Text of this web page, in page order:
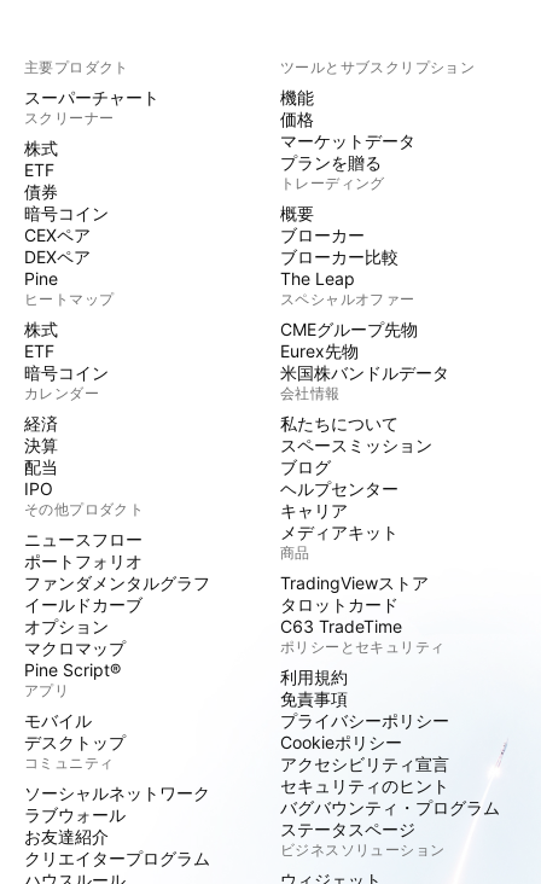
主要プロダクト
スーパーチャート
スクリーナー
株式
ETF
債券
暗号コイン
CEXペア
DEXペア
Pine
ヒートマップ
株式
ETF
暗号コイン
カレンダー
経済
決算
配当
IPO
その他プロダクト
ニュースフロー
ポートフォリオ
ファンダメンタルグラフ
イールドカーブ
オプション
マクロマップ
Pine Script®
アプリ
モバイル
デスクトップ
コミュニティ
ソーシャルネットワーク
ラブウォール
お友達紹介
クリエイタープログラム
ハウスルール
ツールとサブスクリプション
機能
価格
マーケットデータ
プランを贈る
トレーディング
概要
ブローカー
ブローカー比較
The Leap
スペシャルオファー
CMEグループ先物
Eurex先物
米国株バンドルデータ
会社情報
私たちについて
スペースミッション
ブログ
ヘルプセンター
キャリア
メディアキット
商品
TradingViewストア
タロットカード
C63 TradeTime
ポリシーとセキュリティ
利用規約
免責事項
プライバシーポリシー
Cookieポリシー
アクセシビリティ宣言
セキュリティのヒント
バグバウンティ・プログラム
ステータスページ
ビジネスソリューション
ウィジェット